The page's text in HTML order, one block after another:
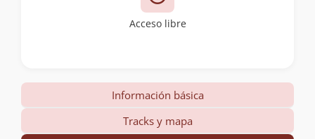
Acceso libre
Información básica
Tracks y mapa